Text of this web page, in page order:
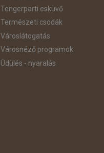
Tengerparti esküvő
Természeti csodák
Városlátogatás
Városnéző programok
Üdülés - nyaralás